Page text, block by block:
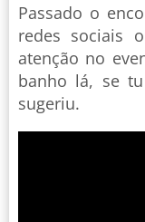
Passado o
redes sociais
atenção no
banho lá, se
sugeriu.